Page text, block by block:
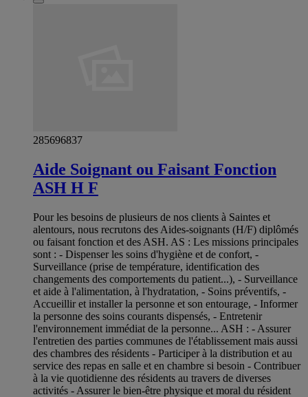
285696837
Aide Soignant ou Faisant Fonction
ASH H F
Pour les besoins de plusieurs de nos clients à Saintes et
alentours, nous recrutons des Aides-soignants (H/F) diplômés
ou faisant fonction et des ASH. AS : Les missions principales
sont : - Dispenser les soins d'hygiène et de confort, -
Surveillance (prise de température, identification des
changements des comportements du patient...), - Surveillance
et aide à l'alimentation, à l'hydratation, - Soins préventifs, -
Accueillir et installer la personne et son entourage, - Informer
la personne des soins courants dispensés, - Entretenir
l'environnement immédiat de la personne... ASH : - Assurer
l'entretien des parties communes de l'établissement mais aussi
des chambres des résidents - Participer à la distribution et au
service des repas en salle et en chambre si besoin - Contribuer
à la vie quotidienne des résidents au travers de diverses
activités - Assurer le bien-être physique et moral du résident